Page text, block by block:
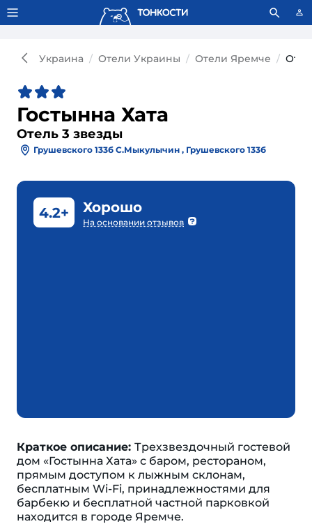
Тонкости используют сookie-файлы. Что это значит?
Украина Отели Украины Отели Яремче
Гостынна Хата
Отель 3 звезды
Грушевского 133б С.Мыкулычин , Грушевского 133б
4.2+ Хорошо
На основании отзывов
Краткое описание: Трехзвездочный гостевой
дом «Гостынна Хата» с баром, рестораном,
прямым доступом к лыжным склонам,
бесплатным Wi-Fi, принадлежностями для
барбекю и бесплатной частной парковкой
находится в городе Яремче.